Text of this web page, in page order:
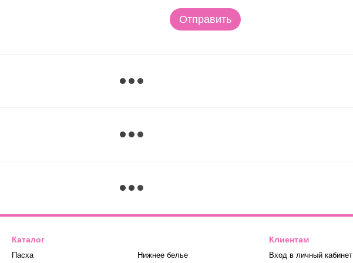
Отправить
Каталог
Пасха Нижнее белье
Клиентам
Вход в личный кабинет